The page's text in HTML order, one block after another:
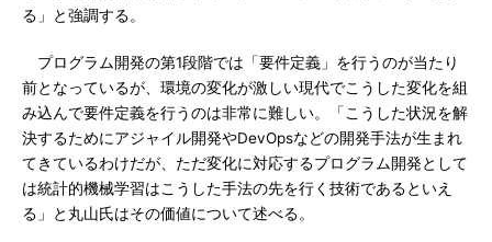
る」と強調する。
プログラム開発の第1段階では「要件定義」を行うのが当たり
前となっているが、環境の変化が激しい現代でこうした変化を組
み込んで要件定義を行うのは非常に難しい。「こうした状況を解
決するためにアジャイル開発やDevOpsなどの開発手法が生まれ
てきているわけだが、ただ変化に対応するプログラム開発として
は統計的機械学習はこうした手法の先を行く技術であるといえ
る」と丸山氏はその価値について述べる。